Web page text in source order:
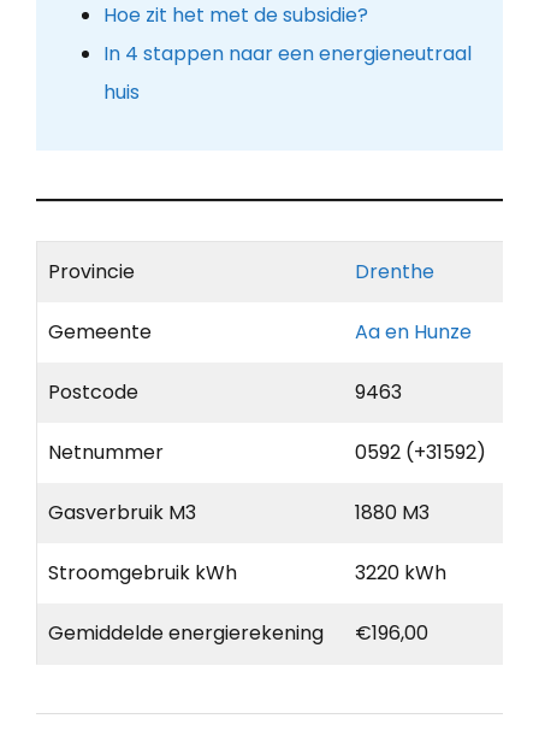
Hoe zit het met de subsidie?
In 4 stappen naar een energieneutraal
huis
Provincie Drenthe
Gemeente Aa en Hunze
Postcode 9463
Netnummer 0592 (+31592)
Gasverbruik M3 1880 M3
Stroomgebruik kWh 3220 kWh
Gemiddelde energierekening €196,00